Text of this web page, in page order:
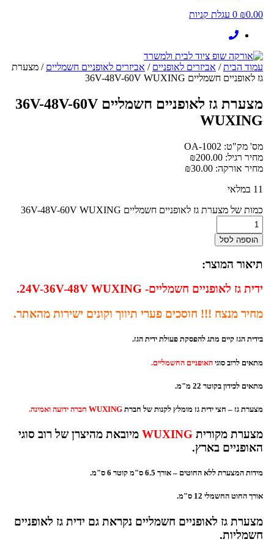
₪0.00
0 עגלת קניות
עמוד הבית/ אביזרים לאופניים / אביזרים לאופניים חשמליים / מצערת
גז לאופניים חשמליים 36V-48V-60V WUXING
מצערת גז לאופניים חשמליים 36V-48V-60V
WUXING
מס' מק"ט: OA-1002
מחיר רגיל:
₪200.00
מחיר אורקה:
₪30.00
11 במלאי
כמות של מצערת גז לאופניים חשמליים 36V-48V-60V WUXING
הוספה לסל
תיאור המוצר:
ידית גז לאופניים חשמליים- 24V-36V-48V WUXING.
מחיר מנצח !!! חוסכים פערי תיווך וקונים ישירות מהאתר.
בידית הגז קיים מתג להפסקת פעולת ידית הגז.
מתאים לרוב סוגי האופניים החשמליים.
מתאים לכידון בקוטר 22 מ"מ.
מצערת גז – חצי ידית גז מומלץ לקנות של חברת WUXING חברה ידועה ואמינה.
מצערת מקורית WUXING מיובאת מהיצרן של רוב סוגי
האופניים בארץ.
מידות המצערת ללא החוטים – אורך 6.5 ס"מ קוטר 6 ס"מ.
אורך החוט החשמלי 12 ס"מ.
מצערת גז לאופניים חשמליים נקראת גם ידית גז לאופניים
חשמליות.